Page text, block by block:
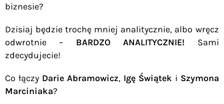
biznesie?
Dzisiaj będzie trochę mniej analitycznie, albo wręcz
odwrotnie – BARDZO ANALITYCZNIE! Sami
zdecydujecie!
Co łączy Darie Abramowicz, Igę Świątek i Szymona
Marciniaka?